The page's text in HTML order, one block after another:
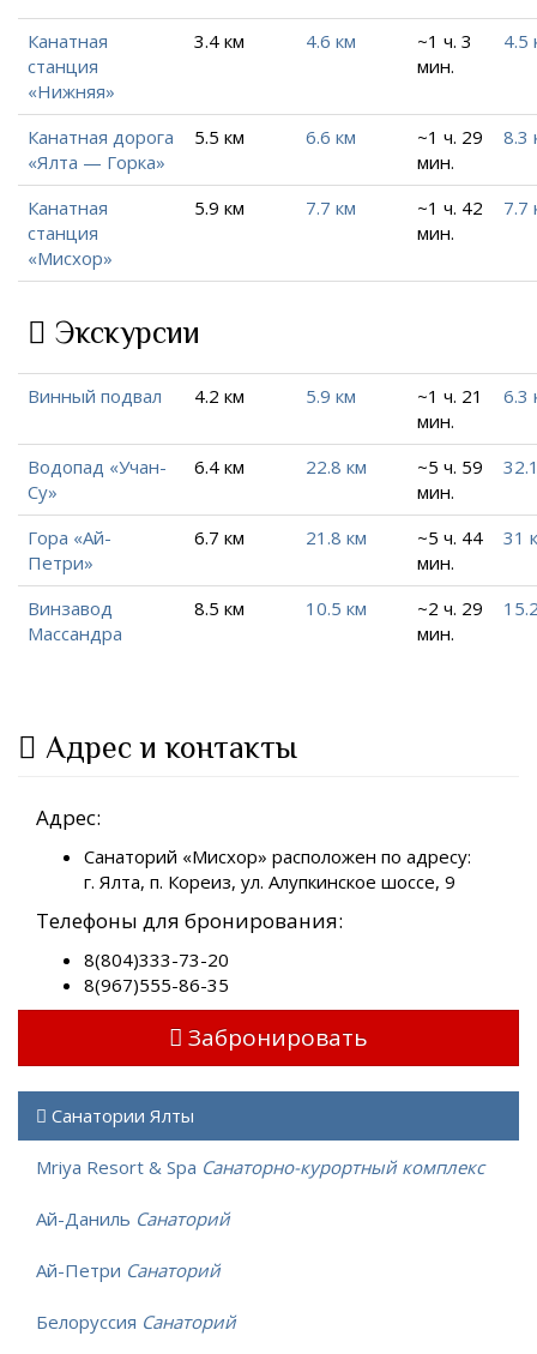
Канатная
станция
«Нижняя»
3.4 км 4.6 км
~1 ч. 3
мин.
4.5
Канатная дорога
«Ялта — Горка»
5.5 км 6.6 км
~1 ч. 29
мин.
8.3
Канатная
станция
«Мисхор»
5.9 км 7.7 км
~1 ч. 42
мин.
7.7
Экскурсии
Винный подвал 4.2 км 5.9 км
~1 ч. 21
мин.
6.3
Водопад «Учан-
Су»
6.4 км 22.8 км
~5 ч. 59
мин.
Гора «Ай-
Петри»
6.7 км 21.8 км
~5 ч. 44
мин.
31
Винзавод
Массандра
8.5 км 10.5 км
~2 ч. 29
мин.
Адрес и контакты
Адрес:
Санаторий «Мисхор» расположен по адресу:
г. Ялта, п. Кореиз, ул. Алупкинское шоссе, 9
Телефоны для бронирования:
8(804)333-73-20
8(967)555-86-35
Забронировать
Санатории Ялты
Mriya Resort & Spa Санаторно-курортный комплекс
Ай-Даниль Санаторий
Ай-Петри Санаторий
Белоруссия Санаторий